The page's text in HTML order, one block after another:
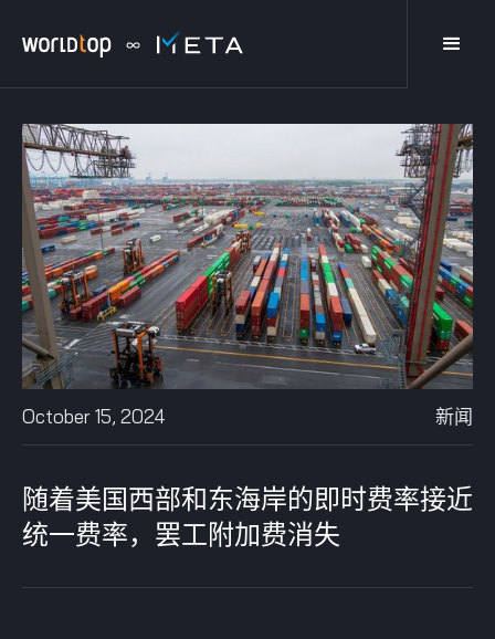
October 15, 2024 新闻
随着美国西部和东海岸的即时费率接近
统一费率，罢工附加费消失